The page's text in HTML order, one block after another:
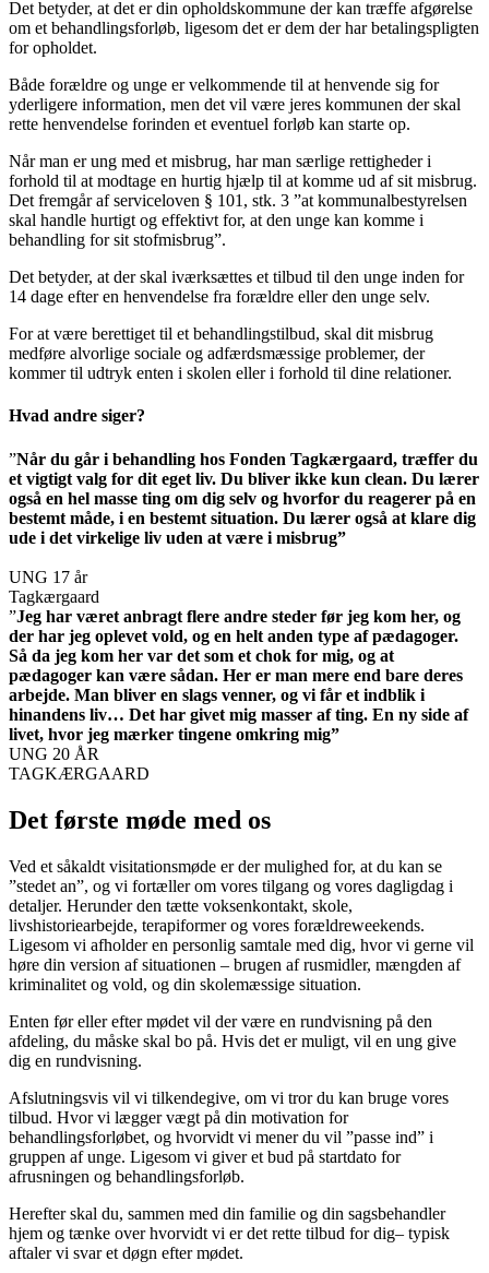
Det betyder, at det er din opholdskommune der kan træffe afgørelse
om et behandlingsforløb, ligesom det er dem der har betalingspligten
for opholdet.
Både forældre og unge er velkommende til at henvende sig for
yderligere information, men det vil være jeres kommunen der skal
rette henvendelse forinden et eventuel forløb kan starte op.
Når man er ung med et misbrug, har man særlige rettigheder i
forhold til at modtage en hurtig hjælp til at komme ud af sit misbrug.
Det fremgår af serviceloven § 101, stk. 3 ”at kommunalbestyrelsen
skal handle hurtigt og effektivt for, at den unge kan komme i
behandling for sit stofmisbrug”.
Det betyder, at der skal iværksættes et tilbud til den unge inden for
14 dage efter en henvendelse fra forældre eller den unge selv.
For at være berettiget til et behandlingstilbud, skal dit misbrug
medføre alvorlige sociale og adfærdsmæssige problemer, der
kommer til udtryk enten i skolen eller i forhold til dine relationer.
Hvad andre siger?
”Når du går i behandling hos Fonden Tagkærgaard, træffer du
et vigtigt valg for dit eget liv. Du bliver ikke kun clean. Du lærer
også en hel masse ting om dig selv og hvorfor du reagerer på en
bestemt måde, i en bestemt situation. Du lærer også at klare dig
ude i det virkelige liv uden at være i misbrug”
UNG 17 år
Tagkærgaard
”Jeg har været anbragt flere andre steder før jeg kom her, og
der har jeg oplevet vold, og en helt anden type af pædagoger.
Så da jeg kom her var det som et chok for mig, og at
pædagoger kan være sådan. Her er man mere end bare deres
arbejde. Man bliver en slags venner, og vi får et indblik i
hinandens liv… Det har givet mig masser af ting. En ny side af
livet, hvor jeg mærker tingene omkring mig”
UNG 20 ÅR
TAGKÆRGAARD
Det første møde med os​
Ved et såkaldt visitationsmøde er der mulighed for, at du kan se
”stedet an”, og vi fortæller om vores tilgang og vores dagligdag i
detaljer. Herunder den tætte voksenkontakt, skole,
livshistoriearbejde, terapiformer og vores forældreweekends.
Ligesom vi afholder en personlig samtale med dig, hvor vi gerne vil
høre din version af situationen – brugen af rusmidler, mængden af
kriminalitet og vold, og din skolemæssige situation.
Enten før eller efter mødet vil der være en rundvisning på den
afdeling, du måske skal bo på. Hvis det er muligt, vil en ung give
dig en rundvisning.
Afslutningsvis vil vi tilkendegive, om vi tror du kan bruge vores
tilbud. Hvor vi lægger vægt på din motivation for
behandlingsforløbet, og hvorvidt vi mener du vil ”passe ind” i
gruppen af unge. Ligesom vi giver et bud på startdato for
afrusningen og behandlingsforløb.
Herefter skal du, sammen med din familie og din sagsbehandler
hjem og tænke over hvorvidt vi er det rette tilbud for dig– typisk
aftaler vi svar et døgn efter mødet.